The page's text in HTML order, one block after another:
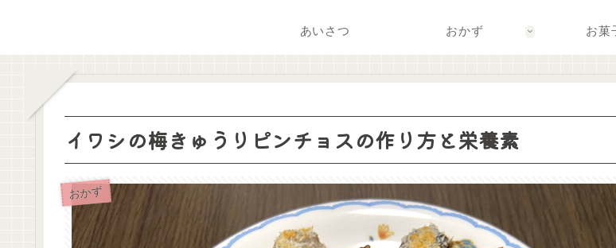
あいさつ おかず お菓
イワシの梅きゅうりピンチョスの作り方と栄養素
おかず